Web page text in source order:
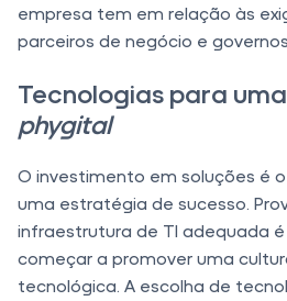
empresa tem em relação às
parceiros de negócio e governos.
Tecnologias para
phygital
O investimento em soluções é
uma estratégia de sucesso.
infraestrutura de TI adequada
começar a promover uma
tecnológica. A escolha de